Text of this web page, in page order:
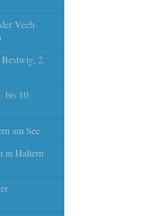
Veeh-
2.
bis 10.
am See
in Haltern